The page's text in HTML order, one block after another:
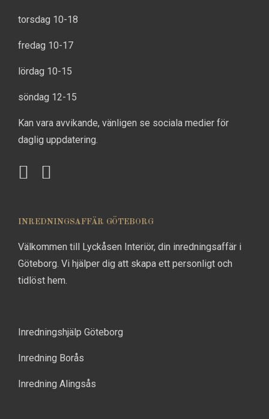
torsdag 10-18
fredag 10-17
lördag 10-15
söndag 12-15
Kan vara avvikande, vänligen se sociala medier för
daglig uppdatering.
INREDNINGSAFFÄR GÖTEBORG
Välkommen till Lyckåsen Interiör, din inredningsaffär i
Göteborg. Vi hjälper dig att skapa ett personligt och
tidlöst hem.
Inredningshjälp Göteborg
Inredning Borås
Inredning Alingsås